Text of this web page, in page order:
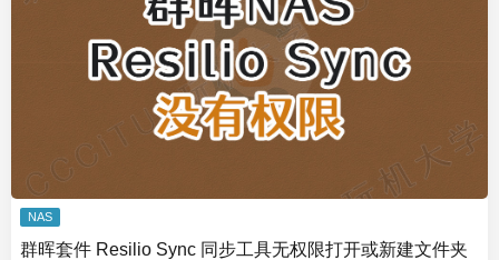
NAS
群晖套件 Resilio Sync 同步工具无权限打开或新建文件夹